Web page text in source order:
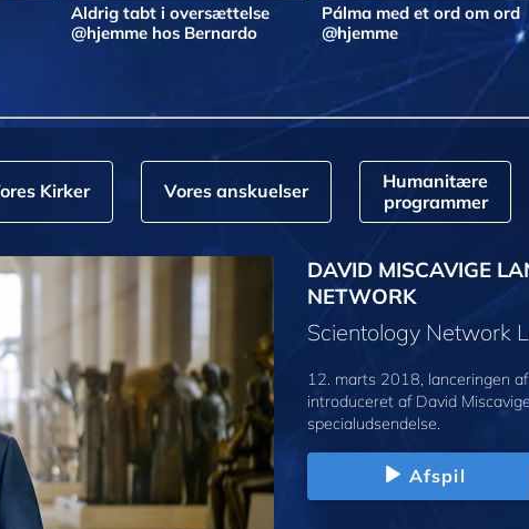
Aldrig tabt i oversættelse
@hjemme hos Bernardo
Pálma med et ord om ord
@hjemme
Kirker Vores anskuelser
Humanitære
programmer
DAVID MISCAVIGE
NETWORK
Scientology Network
12. marts 2018, lanceringen
introduceret af David
specialudsendelse.
Afspil